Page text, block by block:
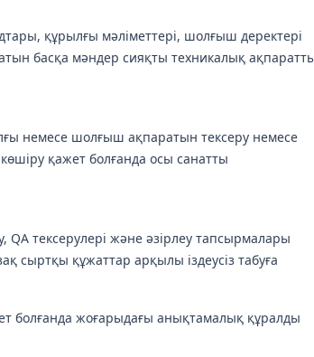
құрылғы мәліметтері, шолғыш деректері
басқа мәндер сияқты техникалық
немесе шолғыш ақпаратын тексеру немесе
қажет болғанда осы санатты
тексерулері және әзірлеу тапсырмалары
сыртқы құжаттар арқылы іздеусіз табуға
болғанда жоғарыдағы анықтамалық құралды